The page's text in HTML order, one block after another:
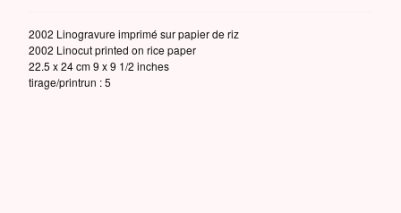
2002 Linogravure imprimé sur papier de riz
2002 Linocut printed on rice paper
22.5 x 24 cm 9 x 9 1/2 inches
tirage/printrun : 5